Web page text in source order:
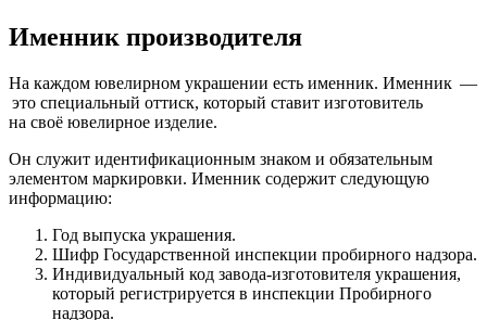
Именник производителя
На каждом ювелирном украшении есть именник. Именник —
это специальный оттиск, который ставит изготовитель
на своё ювелирное изделие.
Он служит идентификационным знаком и обязательным
элементом маркировки. Именник содержит следующую
информацию:
Год выпуска украшения.
Шифр Государственной инспекции пробирного надзора.
Индивидуальный код завода-изготовителя украшения,
который регистрируется в инспекции Пробирного
надзора.